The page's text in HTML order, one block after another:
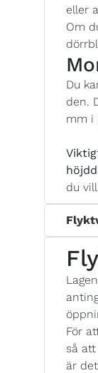
eller
Om
Du
den.
mm i
du
För
så
är